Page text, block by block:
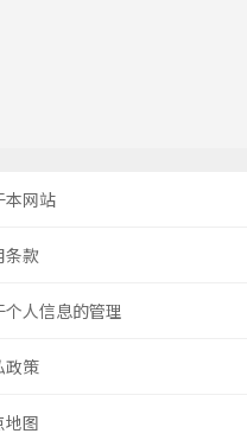
本网站
条款
个人信息的管理
政策
地图